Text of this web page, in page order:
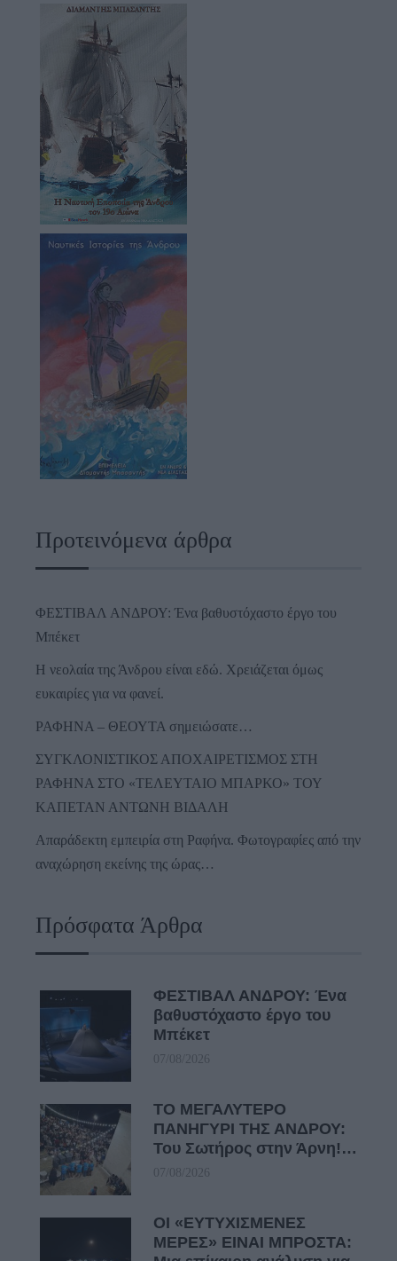
Προτεινόμενα άρθρα
ΦΕΣΤΙΒΑΛ ΑΝΔΡΟΥ: Ένα βαθυστόχαστο έργο του
Μπέκετ
Η νεολαία της Άνδρου είναι εδώ. Χρειάζεται όμως
ευκαιρίες για να φανεί.
ΡΑΦΗΝΑ – ΘΕΟΥΤΑ σημειώσατε…
ΣΥΓΚΛΟΝΙΣΤΙΚΟΣ ΑΠΟΧΑΙΡΕΤΙΣΜΟΣ ΣΤΗ
ΡΑΦΗΝΑ ΣΤΟ «ΤΕΛΕΥΤΑΙΟ ΜΠΑΡΚΟ» ΤΟΥ
ΚΑΠΕΤΑΝ ΑΝΤΩΝΗ ΒΙΔΑΛΗ
Απαράδεκτη εμπειρία στη Ραφήνα. Φωτογραφίες από την
αναχώρηση εκείνης της ώρας…
Πρόσφατα Άρθρα
ΦΕΣΤΙΒΑΛ ΑΝΔΡΟΥ: Ένα
βαθυστόχαστο έργο του
Μπέκετ
07/08/2026
ΤΟ ΜΕΓΑΛΥΤΕΡΟ
ΠΑΝΗΓΥΡΙ ΤΗΣ ΑΝΔΡΟΥ:
Του Σωτήρος στην Άρνη!…
07/08/2026
ΟΙ «ΕΥΤΥΧΙΣΜΕΝΕΣ
ΜΕΡΕΣ» ΕΙΝΑΙ ΜΠΡΟΣΤΑ: